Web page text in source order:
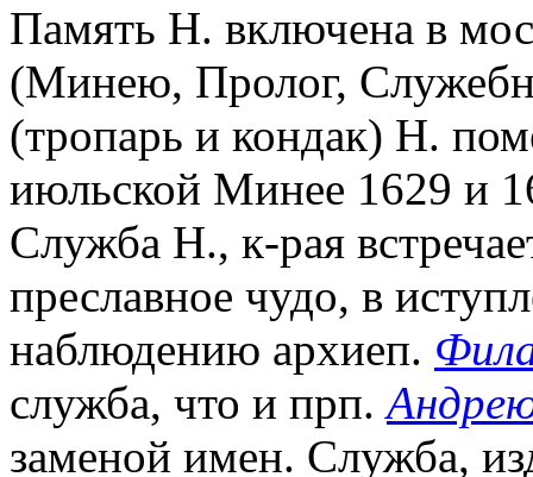
Память Н. включена в
(Минею, Пролог,
(тропарь и кондак) Н.
июльской Минее 1629 и
Служба Н., к-рая
преславное чудо, в
наблюдению архиеп.
служба, что и прп.
заменой имен. Служба,